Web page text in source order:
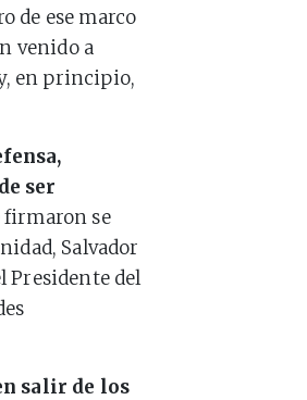
de ese marco
venido a
en principio,
ser
firmaron se
Salvador
Presidente del
salir de los